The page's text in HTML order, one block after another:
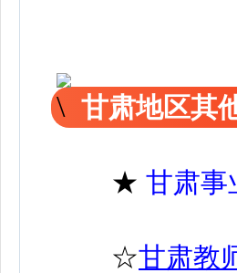
甘肃地区其
★ 甘肃事
☆甘肃教